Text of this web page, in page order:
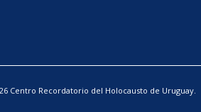
Centro Recordatorio del Holocausto de Uruguay.